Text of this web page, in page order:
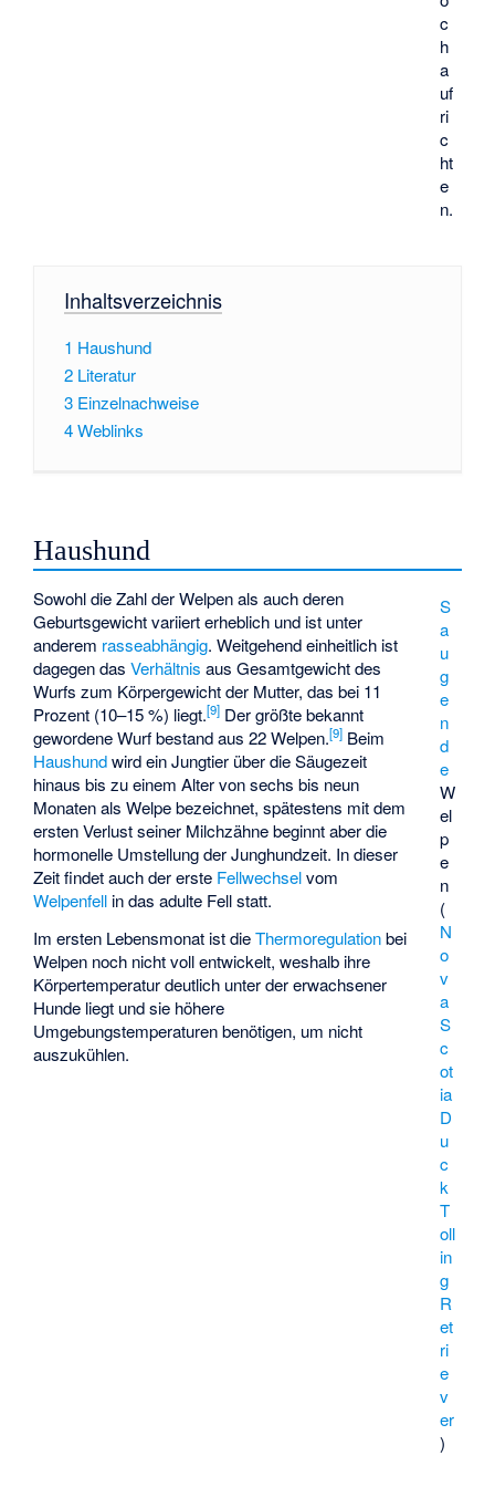
c
h
a
uf
ri
c
ht
e
n.
Inhaltsverzeichnis
1 Haushund
2 Literatur
3 Einzelnachweise
4Weblinks
Haushund
S
a
u
g
e
n
d
e
W
el
p
e
n
(
N
o
v
a
S
c
ot
ia
D
u
c
k
T
oll
in
g
R
et
ri
e
v
er
)
Sowohl die Zahl der Welpen als auch deren
Geburtsgewicht variiert erheblich und ist unter
anderem rasseabhängig. Weitgehend einheitlich ist
dagegen dasVerhältnis aus Gesamtgewicht des
Wurfs zum Körpergewicht der Mutter, das bei 11
Prozent (10–15 %) liegt.[9] Der größte bekannt
gewordene Wurf bestand aus 22 Welpen.[9] Beim
Haushundwird ein Jungtier über die Säugezeit
hinaus bis zu einem Alter von sechs bis neun
Monaten als Welpe bezeichnet, spätestens mit dem
ersten Verlust seiner Milchzähne beginnt aber die
hormonelle Umstellung der Junghundzeit. In dieser
Zeit findet auch der erste Fellwechselvom
Welpenfell in das adulte Fell statt.
Im ersten Lebensmonat ist dieThermoregulationbei
Welpen noch nicht voll entwickelt, weshalb ihre
Körpertemperatur deutlich unter der erwachsener
Hunde liegt und sie höhere
Umgebungstemperaturen benötigen, um nicht
auszukühlen.